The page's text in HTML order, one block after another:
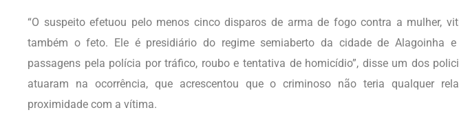
“O suspeito efetuou pelo menos cinco disparos de arma de fogo contra a mulher,
também o feto. Ele é presidiário do regime semiaberto da cidade de Alagoinha
passagens pela polícia por tráfico, roubo e tentativa de homicídio”, disse um dos
atuaram na ocorrência, que acrescentou que o criminoso não teria qualquer
proximidade com a vítima.